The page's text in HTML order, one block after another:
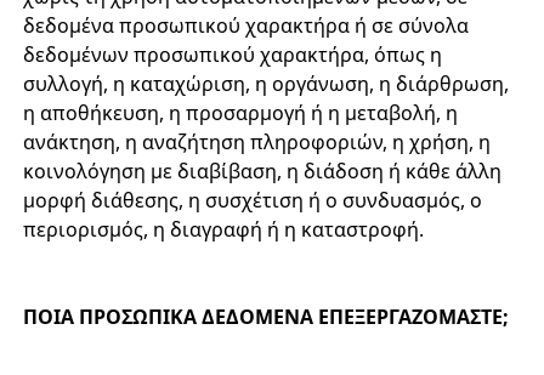
δεδομένα προσωπικού χαρακτήρα ή σε σύνολα
δεδομένων προσωπικού χαρακτήρα, όπως η
συλλογή, η καταχώριση, η οργάνωση, η διάρθρωση,
η αποθήκευση, η προσαρμογή ή η μεταβολή, η
ανάκτηση, η αναζήτηση πληροφοριών, η χρήση, η
κοινολόγηση με διαβίβαση, η διάδοση ή κάθε άλλη
μορφή διάθεσης, η συσχέτιση ή ο συνδυασμός, ο
περιορισμός, η διαγραφή ή η καταστροφή.
ΠΟΙΑ ΠΡΟΣΩΠΙΚΑ ΔΕΔΟΜΕΝΑ ΕΠΕΞΕΡΓΑΖΟΜΑΣΤΕ;